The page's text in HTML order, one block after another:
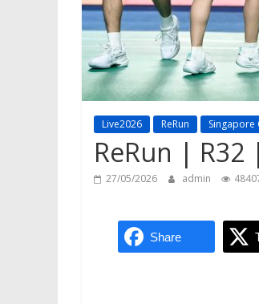
Live2026 ReRun Singapore
ReRun | R32
27/05/2026 admin
Share